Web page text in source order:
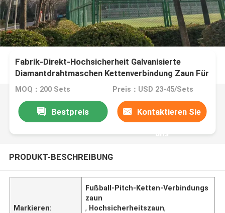
Fabrik-Direkt-Hochsicherheit Galvanisierte
Diamantdrahtmaschen Kettenverbindung Zaun Für
Fußballplatz
MOQ：200 Sets Preis：USD 23-45/Sets
Bestpreis Kontaktieren Sie
uns
PRODUKT-BESCHREIBUNG
Markieren:
Fußball-Pitch-Ketten-Verbindungs
zaun
, Hochsicherheitszaun,